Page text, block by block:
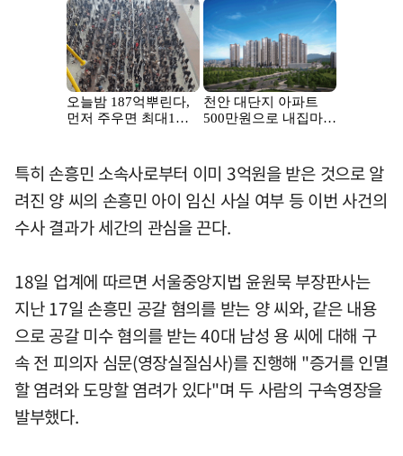
특히 손흥민 소속사로부터 이미 3억원을 받은 것으로 알
려진 양 씨의 손흥민 아이 임신 사실 여부 등 이번 사건의
수사 결과가 세간의 관심을 끈다.
18일 업계에 따르면 서울중앙지법 윤원묵 부장판사는
지난 17일 손흥민 공갈 혐의를 받는 양 씨와, 같은 내용
으로 공갈 미수 혐의를 받는 40대 남성 용 씨에 대해 구
속 전 피의자 심문(영장실질심사)를 진행해 "증거를 인멸
할 염려와 도망할 염려가 있다"며 두 사람의 구속영장을
발부했다.